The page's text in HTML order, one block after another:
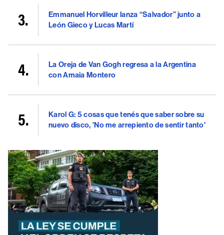
Emmanuel Horvilleur lanza “Salvador” junto a
León Gieco y Lucas Martí
La Oreja de Van Gogh regresa a la Argentina
con Amaia Montero
Karol G: 5 cosas que tenés que saber sobre su
nuevo disco, 'No me arrepiento de sentir tanto'